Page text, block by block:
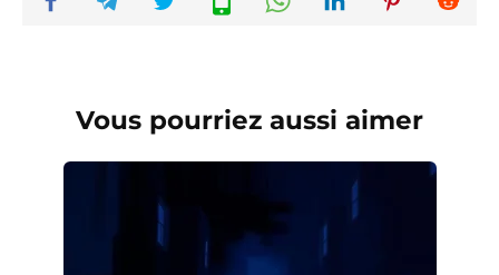
Vous pourriez aussi aimer